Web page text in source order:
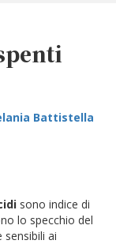
Battistella
sono indice di
lo specchio del
ai